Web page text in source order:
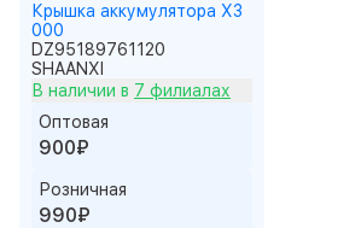
Крышка аккумулятора X3
000
DZ95189761120
SHAANXI
В наличии в 7 филиалах
Оптовая
900₽
Розничная
990₽